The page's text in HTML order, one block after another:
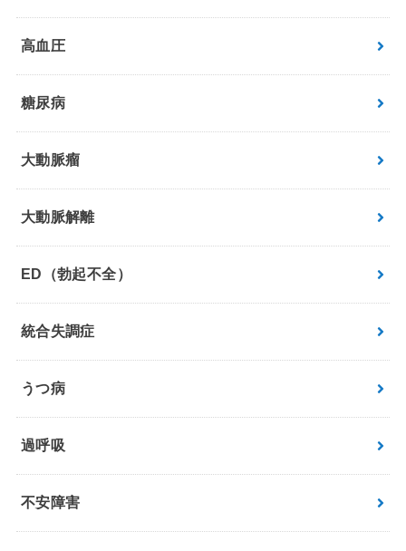
高血圧
糖尿病
大動脈瘤
大動脈解離
ED（勃起不全）
統合失調症
うつ病
過呼吸
不安障害